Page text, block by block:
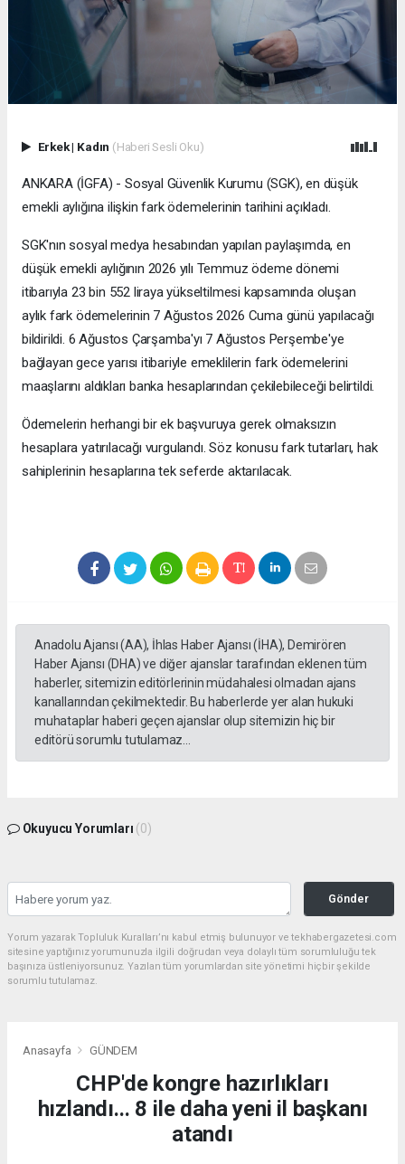
Erkek| Kadın (Haberi Sesli Oku)
ANKARA (İGFA) - Sosyal Güvenlik Kurumu (SGK), en düşük
emekli aylığına ilişkin fark ödemelerinin tarihini açıkladı.
SGK'nın sosyal medya hesabından yapılan paylaşımda, en
düşük emekli aylığının 2026 yılı Temmuz ödeme dönemi
itibarıyla 23 bin 552 liraya yükseltilmesi kapsamında oluşan
aylık fark ödemelerinin 7 Ağustos 2026 Cuma günü yapılacağı
bildirildi. 6 Ağustos Çarşamba'yı 7 Ağustos Perşembe'ye
bağlayan gece yarısı itibariyle emeklilerin fark ödemelerini
maaşlarını aldıkları banka hesaplarından çekilebileceği belirtildi.
Ödemelerin herhangi bir ek başvuruya gerek olmaksızın
hesaplara yatırılacağı vurgulandı. Söz konusu fark tutarları, hak
sahiplerinin hesaplarına tek seferde aktarılacak.
Anadolu Ajansı (AA), İhlas Haber Ajansı (İHA), Demirören
Haber Ajansı (DHA) ve diğer ajanslar tarafından eklenen tüm
haberler, sitemizin editörlerinin müdahalesi olmadan ajans
kanallarından çekilmektedir. Bu haberlerde yer alan hukuki
muhataplar haberi geçen ajanslar olup sitemizin hiç bir
editörü sorumlu tutulamaz...
Okuyucu Yorumları (0)
Gönder
Yorum yazarak Topluluk Kuralları’nı kabul etmiş bulunuyor ve tekhabergazetesi.com
sitesine yaptığınız yorumunuzla ilgili doğrudan veya dolaylı tüm sorumluluğu tek
başınıza üstleniyorsunuz. Yazılan tüm yorumlardan site yönetimi hiçbir şekilde
sorumlu tutulamaz.
Anasayfa GÜNDEM
CHP'de kongre hazırlıkları
hızlandı... 8 ile daha yeni il başkanı
atandı